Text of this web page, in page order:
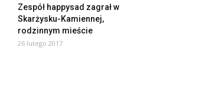
Zespół happysad zagrał w
Skarżysku-Kamiennej,
rodzinnym mieście
26 lutego 2017